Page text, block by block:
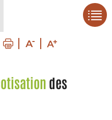
des